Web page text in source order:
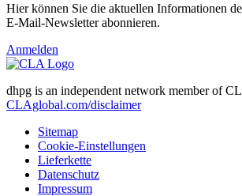
Hier können Sie die aktuellen Informationen
E-Mail-Newsletter abonnieren.
Anmelden
dhpg is an independent network member of
CLAglobal.com/disclaimer
Sitemap
Cookie-Einstellungen
Lieferkette
Datenschutz
Impressum